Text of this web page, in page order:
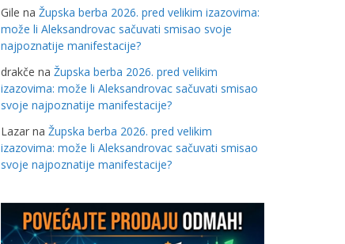
Gile na Župska berba 2026. pred velikim izazovima:
može li Aleksandrovac sačuvati smisao svoje
najpoznatije manifestacije?
drakče na Župska berba 2026. pred velikim
izazovima: može li Aleksandrovac sačuvati smisao
svoje najpoznatije manifestacije?
Lazar na Župska berba 2026. pred velikim
izazovima: može li Aleksandrovac sačuvati smisao
svoje najpoznatije manifestacije?